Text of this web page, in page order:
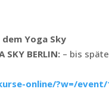
dem Yoga Sky
SKY BERLIN: – bis
online/?w=/event/